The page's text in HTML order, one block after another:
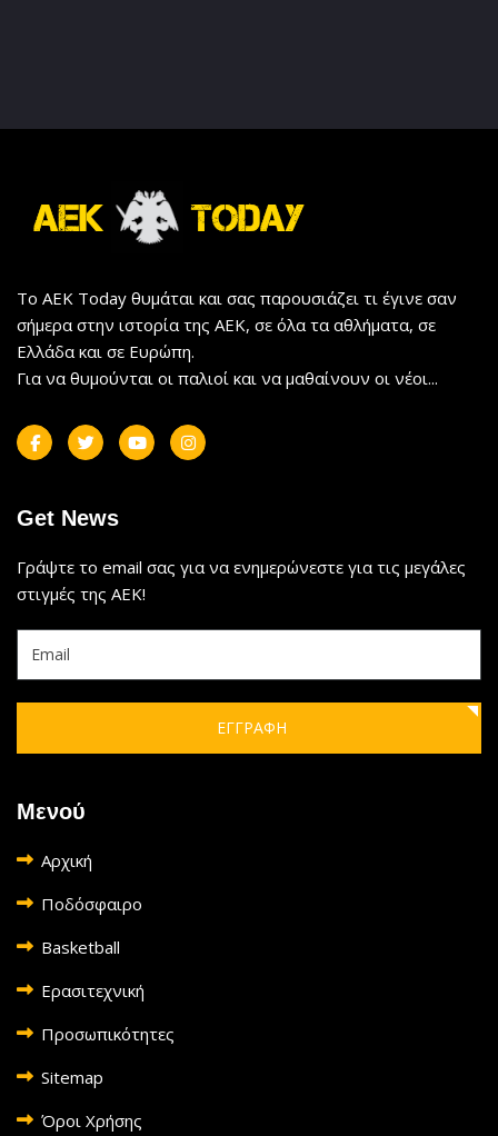
Το AEK Today θυμάται και σας παρουσιάζει τι έγινε σαν
σήμερα στην ιστορία της ΑΕΚ, σε όλα τα αθλήματα, σε
Ελλάδα και σε Ευρώπη.
Για να θυμούνται οι παλιοί και να μαθαίνουν οι νέοι...
Get News
Γράψτε το email σας για να ενημερώνεστε για τις μεγάλες
στιγμές της ΑΕΚ!
ΕΓΓΡΑΦΗ
Μενού
Αρχική
Ποδόσφαιρο
Basketball
Ερασιτεχνική
Προσωπικότητες
Sitemap
Όροι Χρήσης